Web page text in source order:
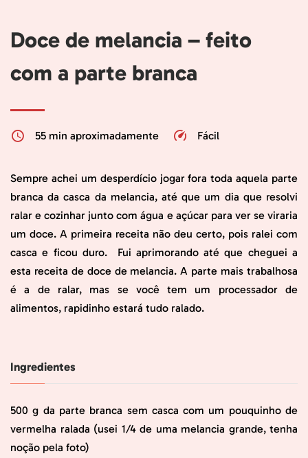
Doce de melancia – feito
com a parte branca
55 min aproximadamente Fácil
Sempre achei um desperdício jogar fora toda aquela parte
branca da casca da melancia, até que um dia que resolvi
ralar e cozinhar junto com água e açúcar para ver se viraria
um doce. A primeira receita não deu certo, pois ralei com
casca e ficou duro. Fui aprimorando até que cheguei a
esta receita de doce de melancia. A parte mais trabalhosa
é a de ralar, mas se você tem um processador de
alimentos, rapidinho estará tudo ralado.
Ingredientes
500 g da parte branca sem casca com um pouquinho de
vermelha ralada (usei 1/4 de uma melancia grande, tenha
noção pela foto)